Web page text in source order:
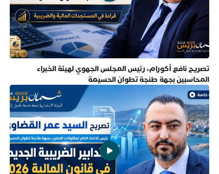
تصريح نافع أكورام، رئيس المجلس الجهوي لهيئة الخبراء
المحاسبين بجهة طنجة تطوان الحسيمة